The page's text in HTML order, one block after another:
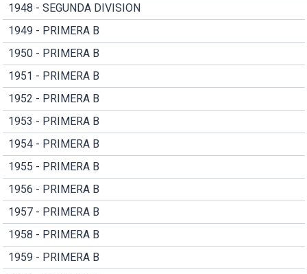
1948 - SEGUNDA DIVISION
1949 - PRIMERA B
1950 - PRIMERA B
1951 - PRIMERA B
1952 - PRIMERA B
1953 - PRIMERA B
1954 - PRIMERA B
1955 - PRIMERA B
1956 - PRIMERA B
1957 - PRIMERA B
1958 - PRIMERA B
1959 - PRIMERA B